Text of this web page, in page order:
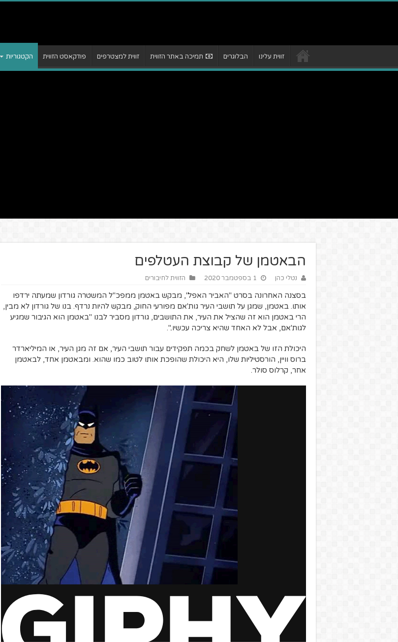
זווית עלינו הבלוגרים תמיכה באתר הזווית זווית למצטרפים פודקאסט הזווית הקטגוריות
הבאטמן של קבוצת העטלפים
נטלי כהן 1 בספטמבר 2020 הזווית לחיבורים
בסצנה האחרונה בסרט "האביר האפל", מבקש באטמן ממפכ"ל המשטרה גורדון שמעתה ירדפו
אותו. באטמן, שמגן על תושבי העיר גות'אם מפורעי החוק, מבקש להיות נרדף. בנו של גורדון לא מבין,
הרי באטמן הוא זה שהציל את העיר, את התושבים, גורדון מסביר לבנו "באטמן הוא הגיבור שמגיע
לגות'אם, אבל לא האחד שהיא צריכה עכשיו..".
היכולת הזו של באטמן לשחק בכמה תפקידים עבור תושבי העיר, אם זה מגן העיר, או המיליארדר
ברוס וויין, הורסטיליות שלו, היא היכולת שהופכת אותו לטוב כמו שהוא. ומבאטמן אחד, לבאטמן
אחר, קרלוס סולר.